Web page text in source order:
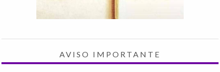
AVISO IMPORTANTE